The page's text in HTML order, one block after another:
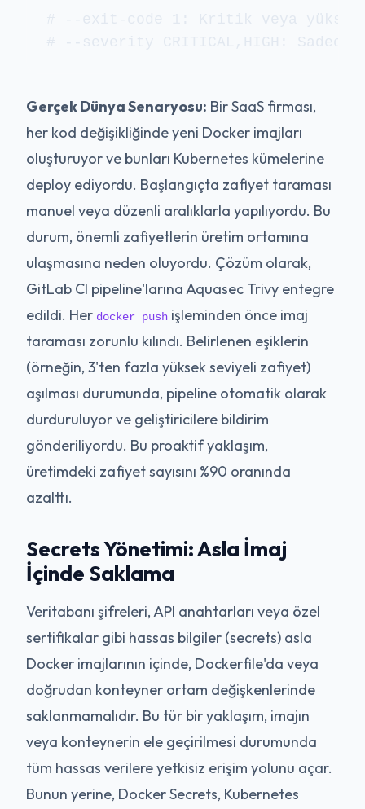
Gerçek Dünya Senaryosu: Bir SaaS firması,
her kod değişikliğinde yeni Docker imajları
oluşturuyor ve bunları Kubernetes kümelerine
deploy ediyordu. Başlangıçta zafiyet taraması
manuel veya düzenli aralıklarla yapılıyordu. Bu
durum, önemli zafiyetlerin üretim ortamına
ulaşmasına neden oluyordu. Çözüm olarak,
GitLab CI pipeline'larına Aquasec Trivy entegre
edildi. Her docker push işleminden önce imaj
taraması zorunlu kılındı. Belirlenen eşiklerin
(örneğin, 3'ten fazla yüksek seviyeli zafiyet)
aşılması durumunda, pipeline otomatik olarak
durduruluyor ve geliştiricilere bildirim
gönderiliyordu. Bu proaktif yaklaşım,
üretimdeki zafiyet sayısını %90 oranında
azalttı.
Secrets Yönetimi: Asla İmaj
İçinde Saklama
Veritabanı şifreleri, API anahtarları veya özel
sertifikalar gibi hassas bilgiler (secrets) asla
Docker imajlarının içinde, Dockerfile'da veya
doğrudan konteyner ortam değişkenlerinde
saklanmamalıdır. Bu tür bir yaklaşım, imajın
veya konteynerin ele geçirilmesi durumunda
tüm hassas verilere yetkisiz erişim yolunu açar.
Bunun yerine, Docker Secrets, Kubernetes